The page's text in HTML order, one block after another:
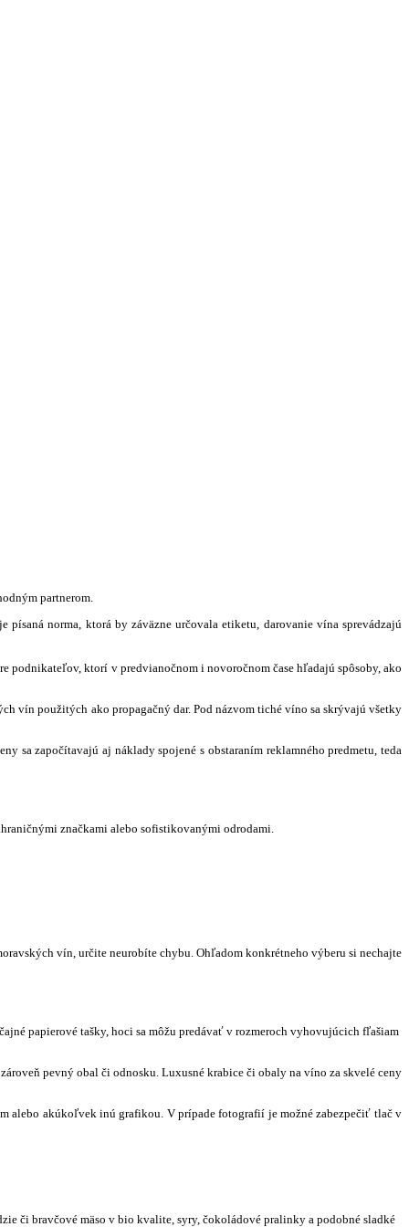
partnerom.
norma, ktorá by záväzne určovala etiketu, darovanie vína sprevádzajú
ktorí v predvianočnom i novoročnom čase hľadajú spôsoby, ako
vín použitých ako propagačný dar. Pod názvom tiché víno sa skrývajú všetky
sa započítavajú aj náklady spojené s obstaraním reklamného predmetu, teda
značkami alebo sofistikovanými odrodami.
vín, určite neurobíte chybu. Ohľadom konkrétneho výberu si nechajte
papierové tašky, hoci sa môžu predávať v rozmeroch vyhovujúcich fľašiam
pevný obal či odnosku. Luxusné krabice či obaly na víno za skvelé ceny
alebo akúkoľvek inú grafikou. V prípade fotografií je možné zabezpečiť tlač v
či bravčové mäso v bio kvalite, syry, čokoládové pralinky a podobné sladké